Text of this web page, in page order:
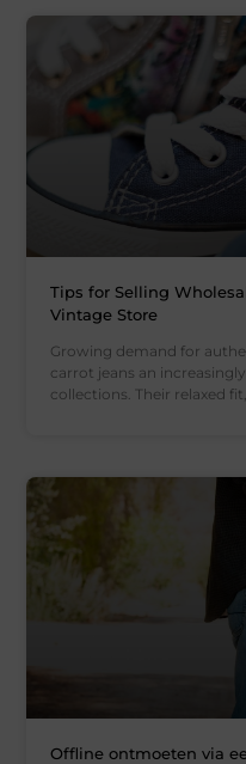
Tips for Selling
Vintage Store
Growing demand for
carrot jeans an
collections. Their relaxed fit,
Offline ontmoeten via